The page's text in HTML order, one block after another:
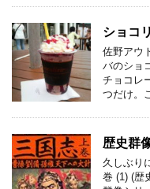
ショコ
佐野アウ
バのショ
チョコレ
つだけ。
歴史群
久しぶり
巻 (1) (歴